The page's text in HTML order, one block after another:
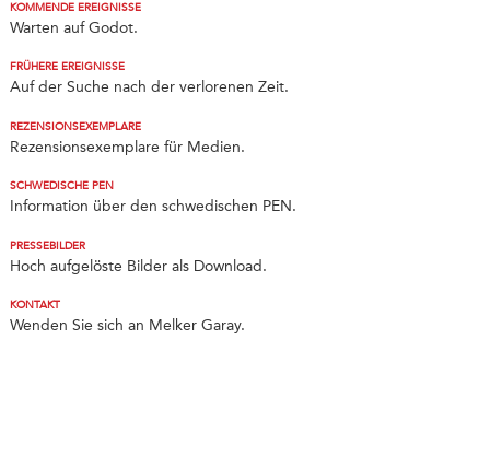
KOMMENDE EREIGNISSE
Warten auf Godot.
FRÜHERE EREIGNISSE
Auf der Suche nach der verlorenen Zeit.
REZENSIONSEXEMPLARE
Rezensionsexemplare für Medien.
SCHWEDISCHE PEN
Information über den schwedischen PEN.
PRESSEBILDER
Hoch aufgelöste Bilder als Download.
KONTAKT
Wenden Sie sich an Melker Garay.